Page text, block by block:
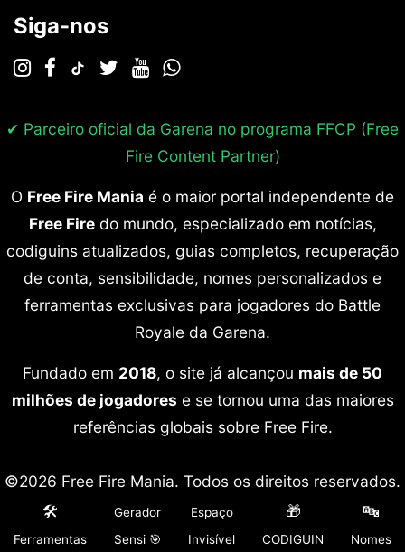
Siga-nos
✔ Parceiro oficial da Garena no programa FFCP (Free
Fire Content Partner)
O Free Fire Mania é o maior portal independente de
Free Firedo mundo, especializado em notícias,
codiguins atualizados, guias completos, recuperação
de conta, sensibilidade, nomes personalizados e
ferramentas exclusivas para jogadores do Battle
Royale da Garena.
Fundado em 2018, o site já alcançou mais de 50
milhões de jogadores e se tornou uma das maiores
referências globais sobre Free Fire.
©2026 Free Fire Mania. Todos os direitos reservados.
O Free Fire Mania é parceiro oficial da Garena por
meio do programa FFCP, mantendo total
🛠️
Ferramentas
Gerador
Sensi 🎯
Espaço
Invisível
🎁
CODIGUIN
🔤
Nomes